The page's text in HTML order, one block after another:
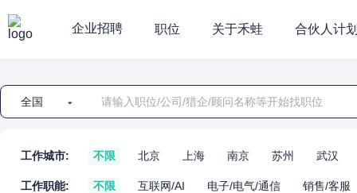
企业招聘 职位 关于禾蛙 合伙人计
全国
工作城市: 不限 北京 上海 南京 苏州 武汉
工作职能: 不限 互联网/AI 电子/电气/通信 销售/客服